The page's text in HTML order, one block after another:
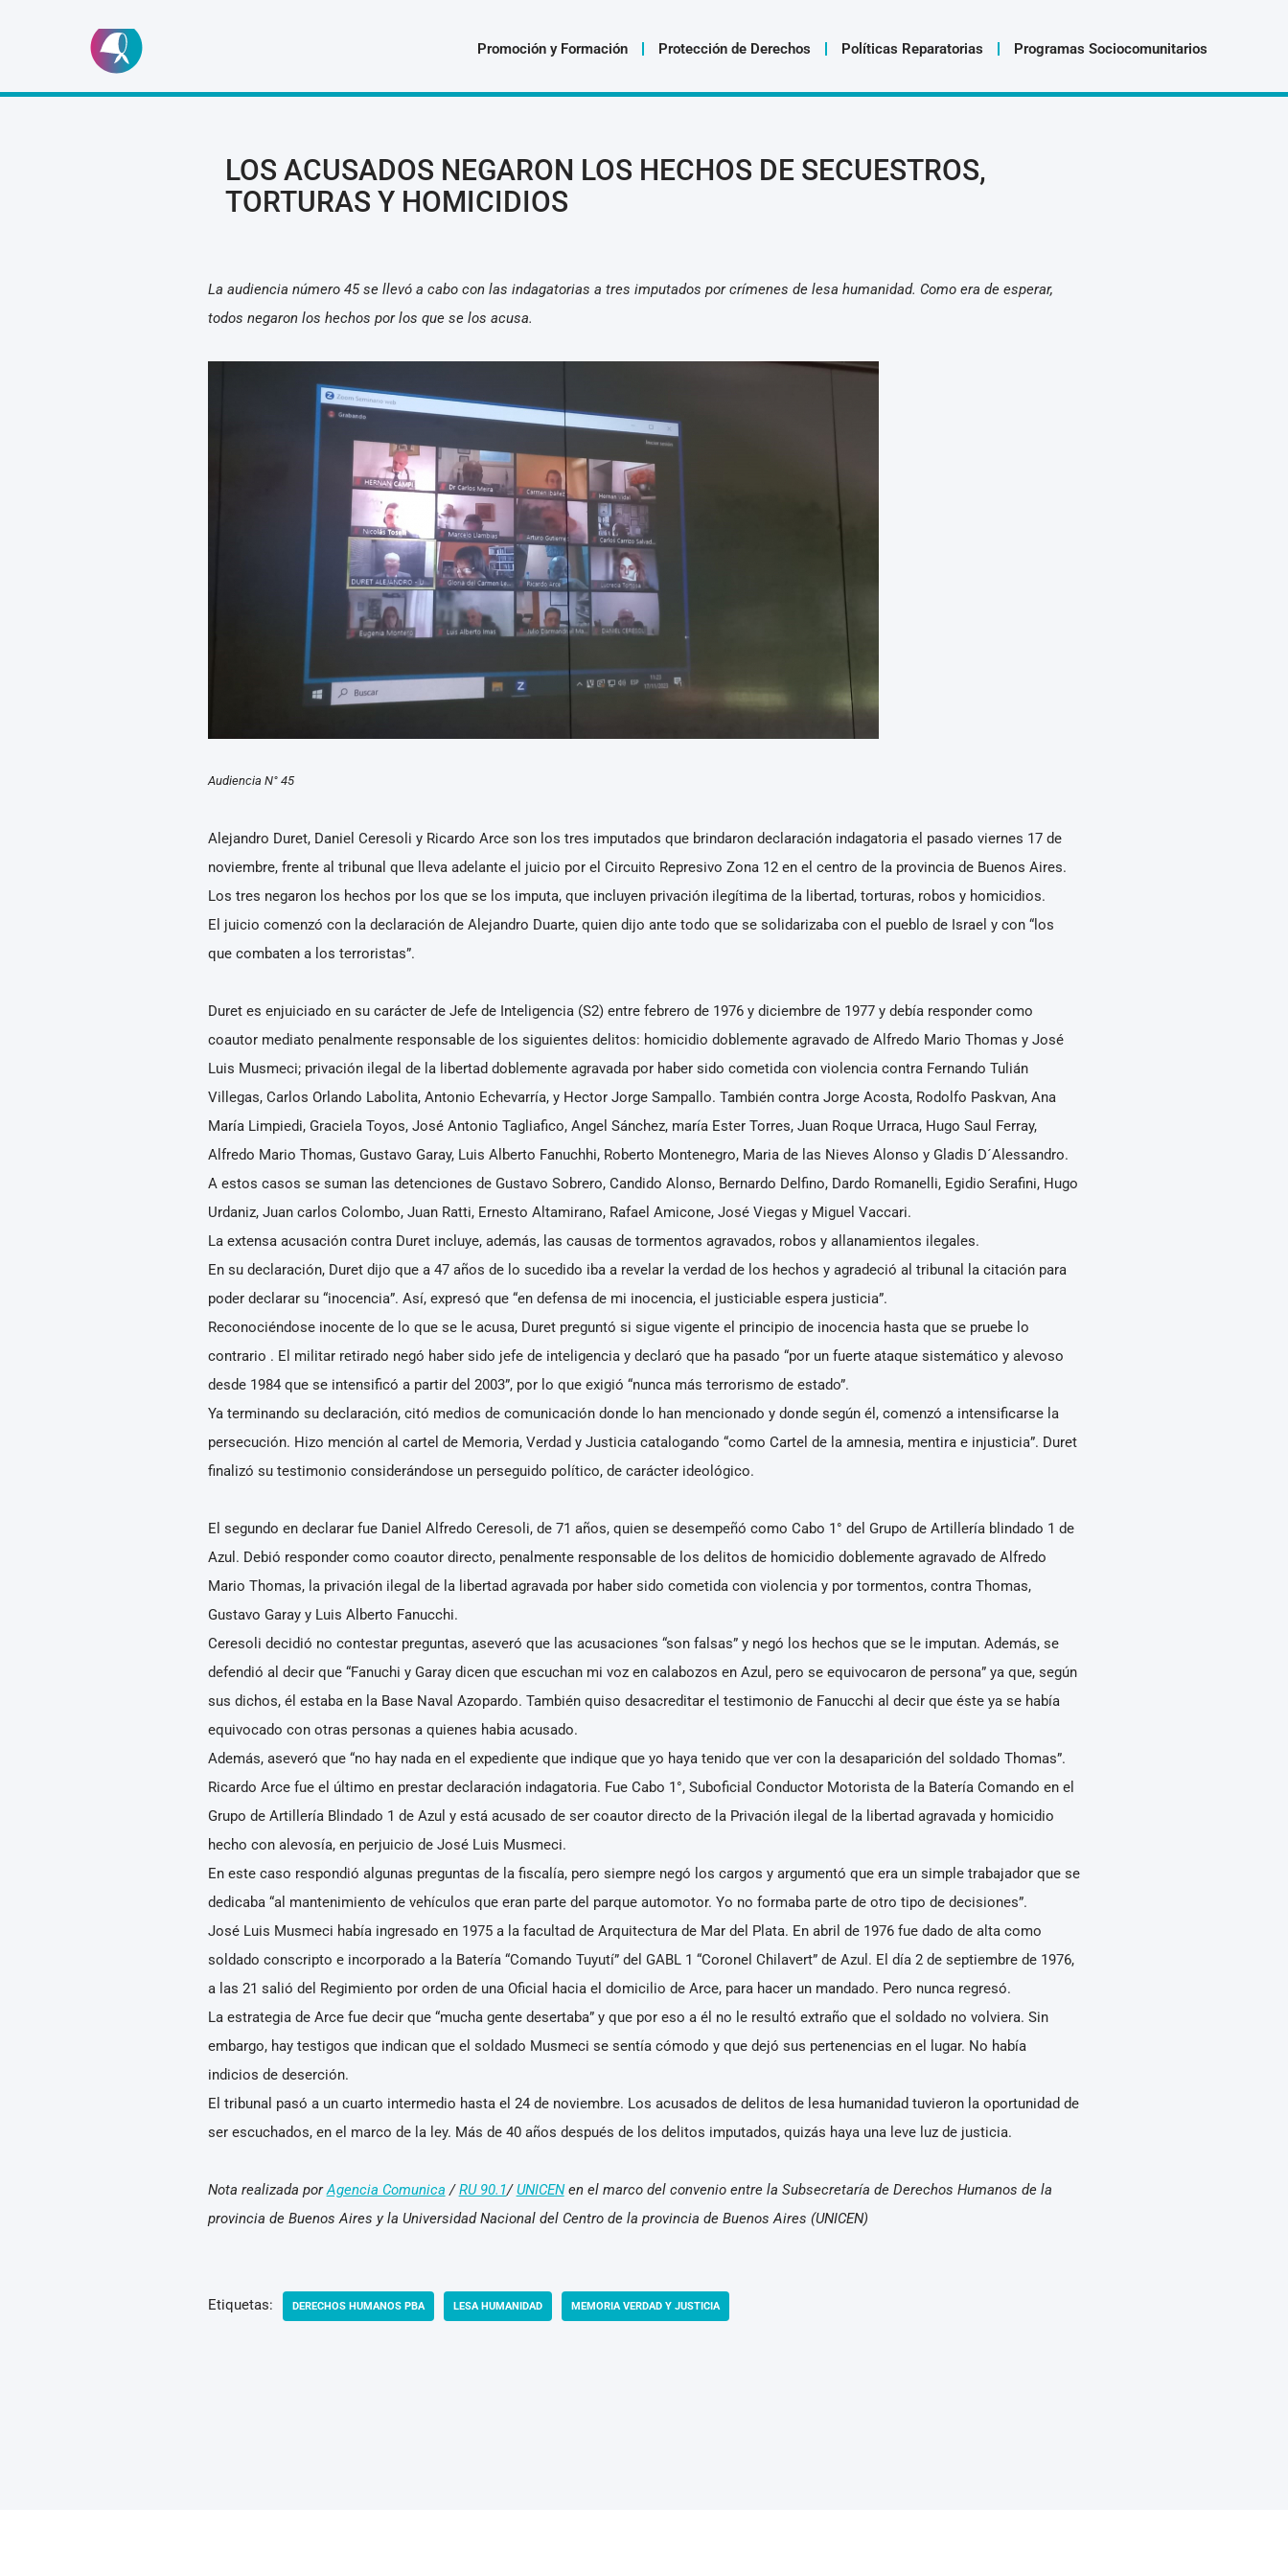
Promoción y Formación Protección de Derechos Políticas Reparatorias Programas Sociocomunitarios
LOS ACUSADOS NEGARON LOS HECHOS DE SECUESTROS,
TORTURAS Y HOMICIDIOS
La audiencia número 45 se llevó a cabo con las indagatorias a tres imputados por crímenes de lesa humanidad. Como era de esperar,
todos negaron los hechos por los que se los acusa.
Audiencia N° 45
Alejandro Duret, Daniel Ceresoli y Ricardo Arce son los tres imputados que brindaron declaración indagatoria el pasado viernes 17 de
noviembre, frente al tribunal que lleva adelante el juicio por el Circuito Represivo Zona 12 en el centro de la provincia de Buenos Aires.
Los tres negaron los hechos por los que se los imputa, que incluyen privación ilegítima de la libertad, torturas, robos y homicidios.
El juicio comenzó con la declaración de Alejandro Duarte, quien dijo ante todo que se solidarizaba con el pueblo de Israel y con “los
que combaten a los terroristas”.
Duret es enjuiciado en su carácter de Jefe de Inteligencia (S2) entre febrero de 1976 y diciembre de 1977 y debía responder como
coautor mediato penalmente responsable de los siguientes delitos: homicidio doblemente agravado de Alfredo Mario Thomas y José
Luis Musmeci; privación ilegal de la libertad doblemente agravada por haber sido cometida con violencia contra Fernando Tulián
Villegas, Carlos Orlando Labolita, Antonio Echevarría, y Hector Jorge Sampallo. También contra Jorge Acosta, Rodolfo Paskvan, Ana
María Limpiedi, Graciela Toyos, José Antonio Tagliafico, Angel Sánchez, maría Ester Torres, Juan Roque Urraca, Hugo Saul Ferray,
Alfredo Mario Thomas, Gustavo Garay, Luis Alberto Fanuchhi, Roberto Montenegro, Maria de las Nieves Alonso y Gladis D´Alessandro.
A estos casos se suman las detenciones de Gustavo Sobrero, Candido Alonso, Bernardo Delfino, Dardo Romanelli, Egidio Serafini, Hugo
Urdaniz, Juan carlos Colombo, Juan Ratti, Ernesto Altamirano, Rafael Amicone, José Viegas y Miguel Vaccari.
La extensa acusación contra Duret incluye, además, las causas de tormentos agravados, robos y allanamientos ilegales.
En su declaración, Duret dijo que a 47 años de lo sucedido iba a revelar la verdad de los hechos y agradeció al tribunal la citación para
poder declarar su “inocencia”. Así, expresó que “en defensa de mi inocencia, el justiciable espera justicia”.
Reconociéndose inocente de lo que se le acusa, Duret preguntó si sigue vigente el principio de inocencia hasta que se pruebe lo
contrario . El militar retirado negó haber sido jefe de inteligencia y declaró que ha pasado “por un fuerte ataque sistemático y alevoso
desde 1984 que se intensificó a partir del 2003”, por lo que exigió “nunca más terrorismo de estado”.
Ya terminando su declaración, citó medios de comunicación donde lo han mencionado y donde según él, comenzó a intensificarse la
persecución. Hizo mención al cartel de Memoria, Verdad y Justicia catalogando “como Cartel de la amnesia, mentira e injusticia”. Duret
finalizó su testimonio considerándose un perseguido político, de carácter ideológico.
El segundo en declarar fue Daniel Alfredo Ceresoli, de 71 años, quien se desempeñó como Cabo 1° del Grupo de Artillería blindado 1 de
Azul. Debió responder como coautor directo, penalmente responsable de los delitos de homicidio doblemente agravado de Alfredo
Mario Thomas, la privación ilegal de la libertad agravada por haber sido cometida con violencia y por tormentos, contra Thomas,
Gustavo Garay y Luis Alberto Fanucchi.
Ceresoli decidió no contestar preguntas, aseveró que las acusaciones “son falsas” y negó los hechos que se le imputan. Además, se
defendió al decir que “Fanuchi y Garay dicen que escuchan mi voz en calabozos en Azul, pero se equivocaron de persona” ya que, según
sus dichos, él estaba en la Base Naval Azopardo. También quiso desacreditar el testimonio de Fanucchi al decir que éste ya se había
equivocado con otras personas a quienes habia acusado.
Además, aseveró que “no hay nada en el expediente que indique que yo haya tenido que ver con la desaparición del soldado Thomas”.
Ricardo Arce fue el último en prestar declaración indagatoria. Fue Cabo 1°, Suboficial Conductor Motorista de la Batería Comando en el
Grupo de Artillería Blindado 1 de Azul y está acusado de ser coautor directo de la Privación ilegal de la libertad agravada y homicidio
hecho con alevosía, en perjuicio de José Luis Musmeci.
En este caso respondió algunas preguntas de la fiscalía, pero siempre negó los cargos y argumentó que era un simple trabajador que se
dedicaba “al mantenimiento de vehículos que eran parte del parque automotor. Yo no formaba parte de otro tipo de decisiones”.
José Luis Musmeci había ingresado en 1975 a la facultad de Arquitectura de Mar del Plata. En abril de 1976 fue dado de alta como
soldado conscripto e incorporado a la Batería “Comando Tuyutí” del GABL 1 “Coronel Chilavert” de Azul. El día 2 de septiembre de 1976,
a las 21 salió del Regimiento por orden de una Oficial hacia el domicilio de Arce, para hacer un mandado. Pero nunca regresó.
La estrategia de Arce fue decir que “mucha gente desertaba” y que por eso a él no le resultó extraño que el soldado no volviera. Sin
embargo, hay testigos que indican que el soldado Musmeci se sentía cómodo y que dejó sus pertenencias en el lugar. No había
indicios de deserción.
El tribunal pasó a un cuarto intermedio hasta el 24 de noviembre. Los acusados de delitos de lesa humanidad tuvieron la oportunidad de
ser escuchados, en el marco de la ley. Más de 40 años después de los delitos imputados, quizás haya una leve luz de justicia.
Nota realizada porAgencia Comunica /RU 90.1/UNICENen el marco del convenio entre la Subsecretaría de Derechos Humanos de la
provincia de Buenos Aires y la Universidad Nacional del Centro de la provincia de Buenos Aires (UNICEN)
Etiquetas: DERECHOS HUMANOS PBA LESA HUMANIDAD MEMORIA VERDAD Y JUSTICIA